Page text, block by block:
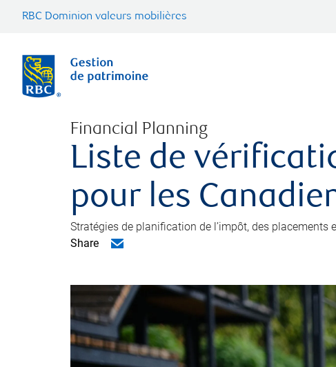
RBC Dominion valeurs mobilières
Financial Planning
Liste de
pour les
Stratégies de planification de l’impôt, des placements
Share